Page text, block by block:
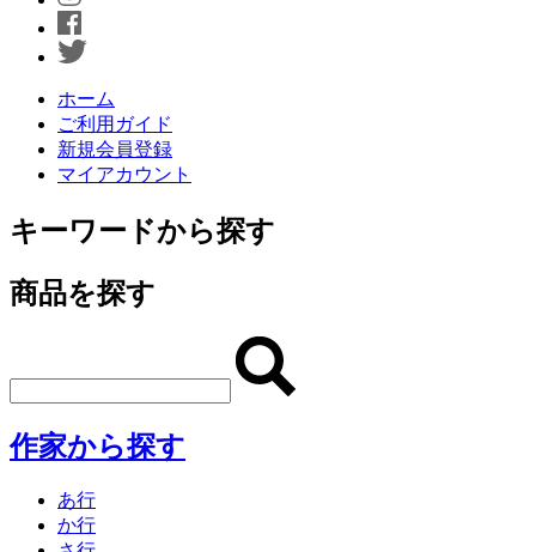
ホーム
ご利用ガイド
新規会員登録
マイアカウント
キーワードから探す
商品を探す
作家から探す
あ行
か行